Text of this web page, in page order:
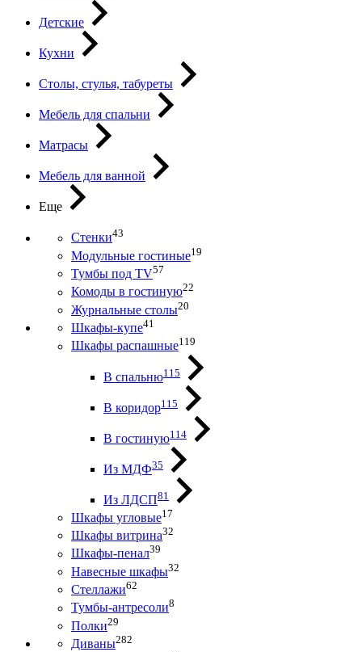
Детские
Кухни
Столы, стулья, табуреты
Мебель для спальни
Матрасы
Мебель для ванной
Еще
Стенки43
Модульные гостиные19
Тумбы под ТV57
Комоды в гостиную22
Журнальные столы20
Шкафы-купе41
Шкафы распашные119
В спальню115
В коридор115
В гостиную114
Из МДФ35
Из ЛДСП81
Шкафы угловые17
Шкафы витрина32
Шкафы-пенал39
Навесные шкафы32
Стеллажи62
Тумбы-антресоли8
Полки29
Диваны282